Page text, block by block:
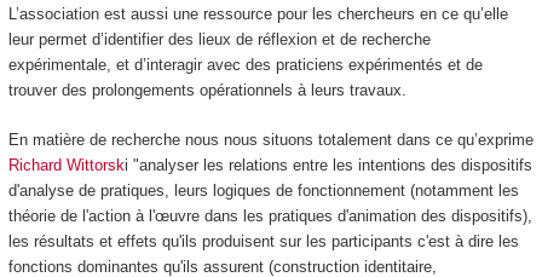
L’association est aussi une ressource pour les chercheurs en ce qu’elle
leur permet d’identifier des lieux de réflexion et de recherche
expérimentale, et d’interagir avec des praticiens expérimentés et de
trouver des prolongements opérationnels à leurs travaux.
En matière de recherche nous nous situons totalement dans ce qu’exprime
Richard Wittorski "analyser les relations entre les intentions des dispositifs
d'analyse de pratiques, leurs logiques de fonctionnement (notamment les
théorie de l'action à l'œuvre dans les pratiques d'animation des dispositifs),
les résultats et effets qu'ils produisent sur les participants c'est à dire les
fonctions dominantes qu'ils assurent (construction identitaire,